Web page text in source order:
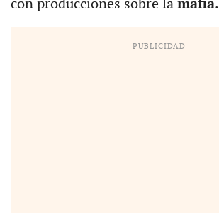
con producciones sobre la mafia.
PUBLICIDAD